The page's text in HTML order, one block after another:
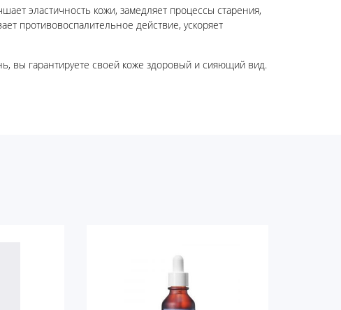
эластичность кожи, замедляет процессы старения,
противовоспалительное действие, ускоряет
вы гарантируете своей коже здоровый и сияющий вид.